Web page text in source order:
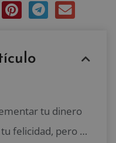
tu dinero
1. Invierte en tu felicidad, pero sin excesos